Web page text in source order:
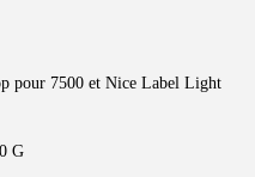
pour 7500 et Nice Label Light
G